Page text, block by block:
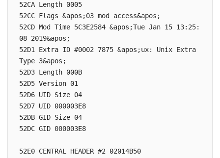
52CA Length 0005
52CC Flags &apos;03 mod access&apos;
52CD Mod Time 5C3E2584 &apos;Tue Jan 15 13:25:
08 2019&apos;
52D1 Extra ID #0002 7875 &apos;ux: Unix Extra
Type 3&apos;
52D3 Length 000B
52D5 Version 01
52D6 UID Size 04
52D7 UID 000003E8
52DB GID Size 04
52DC GID 000003E8
52E0 CENTRAL HEADER #2 02014B50